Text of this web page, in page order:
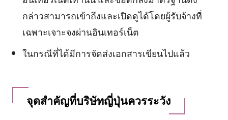
กล่าวสามารถเข้าถึงและเปิดดูได้โดยผู้รับจ้างที่
เฉพาะเจาะจงผ่านอินเทอร์เน็ต
ในกรณีที่ได้มีการจัดส่งเอกสารเขียนไปแล้ว
จุดสำคัญที่บริษัทญี่ปุ่นควรระวัง